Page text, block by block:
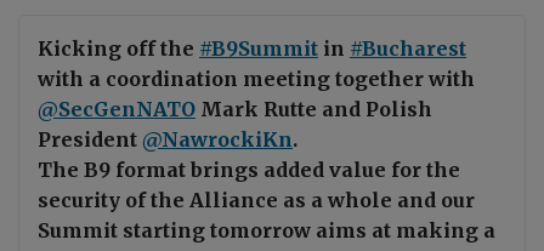
Kicking off the #B9Summit in #Bucharest
with a coordination meeting together with
@SecGenNATO Mark Rutte and Polish
President @NawrockiKn.
The B9 format brings added value for the
security of the Alliance as a whole and our
Summit starting tomorrow aims at making a